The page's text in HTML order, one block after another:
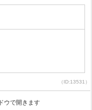
（ID:13531）
ウで開きます